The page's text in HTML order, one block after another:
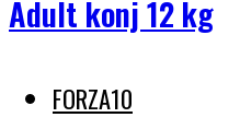
Adult konj 12 kg
FORZA10